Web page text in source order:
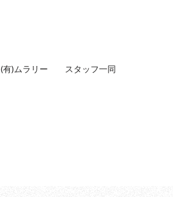
(有)ムラリー スタッフ一同